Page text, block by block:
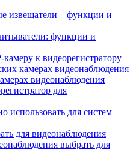
извещатели – функции и
функции и
к видеорегистратору
камерах видеонаблюдения
видеонаблюдения
для
использовать для систем
для видеонаблюдения
выбрать для